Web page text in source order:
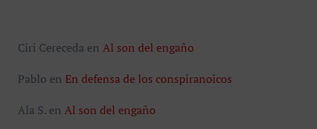
Ciri Cereceda en Al son del engaño
Pablo en En defensa de los conspiranoicos
Ala S.en Al son del engaño